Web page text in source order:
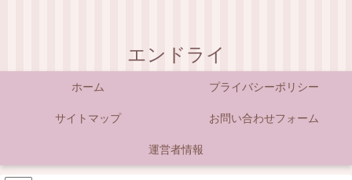
エンドライ
ホーム プライバシーポリシー
サイトマップ お問い合わせフォーム
運営者情報